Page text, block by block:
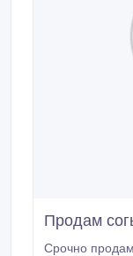
Продам
Срочно продам согым